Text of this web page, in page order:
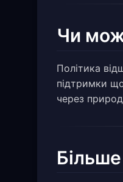
Чи
Політика
підтримки
через